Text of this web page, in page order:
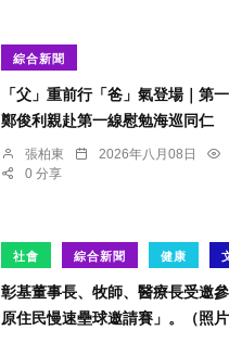
綜合新聞
「父」重前行「爸」氣登場｜第
鄭俊利親赴第一線慰勉海巡同仁
張柏東 2026年八月08日
0 分享
社會 綜合新聞 健康
彰基董事長、牧師、醫療長受邀
原住民慢速壘球邀請賽」。（照片